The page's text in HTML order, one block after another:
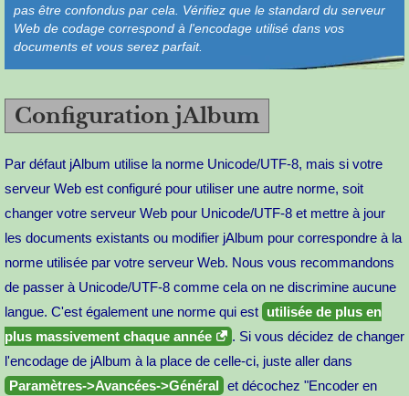
pas être confondus par cela. Vérifiez que le standard du serveur
Web de codage correspond à l'encodage utilisé dans vos
documents et vous serez parfait.
Configuration jAlbum
Par défaut jAlbum utilise la norme Unicode/UTF-8, mais si votre
serveur Web est configuré pour utiliser une autre norme, soit
changer votre serveur Web pour Unicode/UTF-8 et mettre à jour
les documents existants ou modifier jAlbum pour correspondre à la
norme utilisée par votre serveur Web. Nous vous recommandons
de passer à Unicode/UTF-8 comme cela on ne discrimine aucune
langue. C'est également une norme qui est utilisée de plus en
plus massivement chaque année
. Si vous décidez de changer
l'encodage de jAlbum à la place de celle-ci, juste aller dans
Paramètres->Avancées->Général et décochez "Encoder en